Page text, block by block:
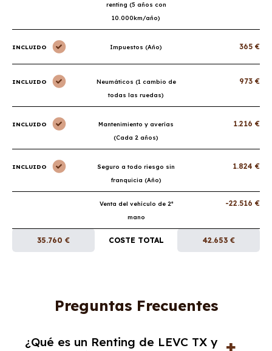
renting (5 años con
10.000km/año)
INCLUIDO Impuestos (Año) 365 €
INCLUIDO
Neumáticos (1 cambio de
todas las ruedas)
973 €
INCLUIDO
Mantenimiento y averías
(Cada 2 años)
1.216 €
INCLUIDO
Seguro a todo riesgo sin
franquicia (Año)
1.824 €
Venta del vehículo de 2ª
mano
-22.516 €
35.760 € COSTE TOTAL 42.653 €
Preguntas Frecuentes
¿Qué es un Renting de LEVC TX y